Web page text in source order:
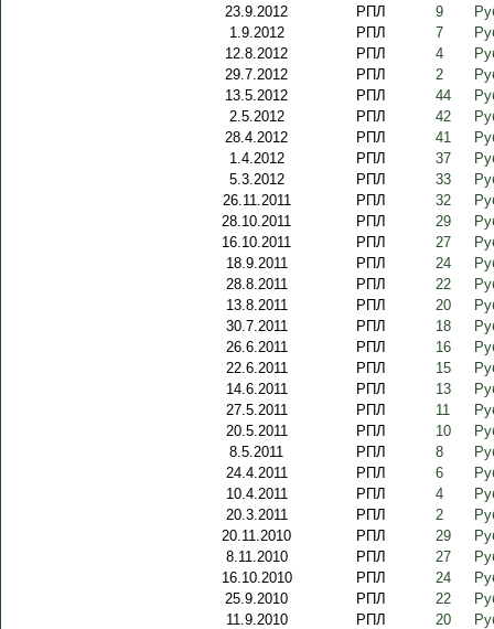
23.9.2012
РПЛ 9
1.9.2012
РПЛ 7
12.8.2012
РПЛ 4
29.7.2012
РПЛ 2
13.5.2012
РПЛ 44
2.5.2012
РПЛ 42
28.4.2012
РПЛ 41
1.4.2012
РПЛ 37
5.3.2012
РПЛ 33
26.11.2011
РПЛ 32
28.10.2011
РПЛ 29
16.10.2011
РПЛ 27
18.9.2011
РПЛ 24
28.8.2011
РПЛ 22
13.8.2011
РПЛ 20
30.7.2011
РПЛ 18
26.6.2011
РПЛ 16
22.6.2011
РПЛ 15
14.6.2011
РПЛ 13
27.5.2011
РПЛ 11
20.5.2011
РПЛ 10
8.5.2011
РПЛ 8
24.4.2011
РПЛ 6
10.4.2011
РПЛ 4
20.3.2011
РПЛ 2
20.11.2010
РПЛ 29
8.11.2010
РПЛ 27
16.10.2010
РПЛ 24
25.9.2010
РПЛ 22
11.9.2010
РПЛ 20